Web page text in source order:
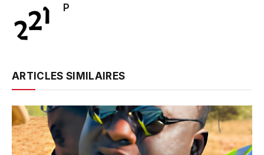
P
ARTICLES SIMILAIRES